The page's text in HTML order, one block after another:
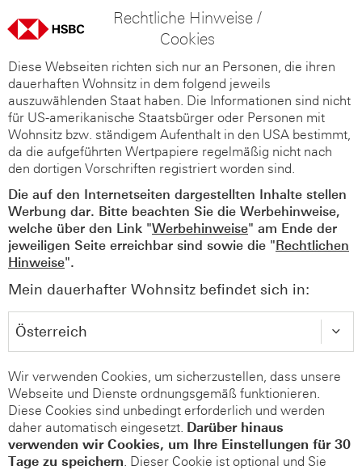
Rechtliche Hinweise /
Cookies
Diese Webseiten richten sich nur an Personen, die ihren
dauerhaften Wohnsitz in dem folgend jeweils
auszuwählenden Staat haben. Die Informationen sind nicht
für US-amerikanische Staatsbürger oder Personen mit
Wohnsitz bzw. ständigem Aufenthalt in den USA bestimmt,
da die aufgeführten Wertpapiere regelmäßig nicht nach
den dortigen Vorschriften registriert worden sind.
Die auf den Internetseiten dargestellten Inhalte stellen
Werbung dar. Bitte beachten Sie die Werbehinweise,
welche über den Link "Werbehinweise" am Ende der
jeweiligen Seite erreichbar sind sowie die "Rechtlichen
Hinweise".
Mein dauerhafter Wohnsitz befindet sich in:
Wir verwenden Cookies, um sicherzustellen, dass unsere
Webseite und Dienste ordnungsgemäß funktionieren.
Diese Cookies sind unbedingt erforderlich und werden
daher automatisch eingesetzt. Darüber hinaus
verwenden wir Cookies, um Ihre Einstellungen für 30
Tage zu speichern. Dieser Cookie ist optional und Sie